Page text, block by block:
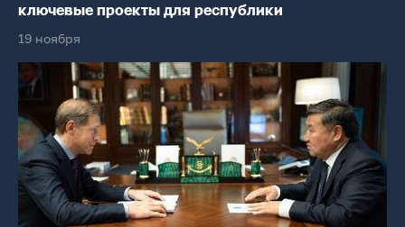
ключевые проекты для республики
19 ноября